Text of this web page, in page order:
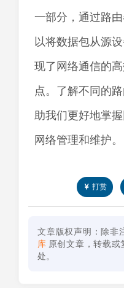
一部分，通过路
以将数据包从源
现了网络通信的
点。了解不同的
助我们更好地掌
网络管理和维护。
打赏
文章版权声明：除非
库 原创文章，转载或
处。